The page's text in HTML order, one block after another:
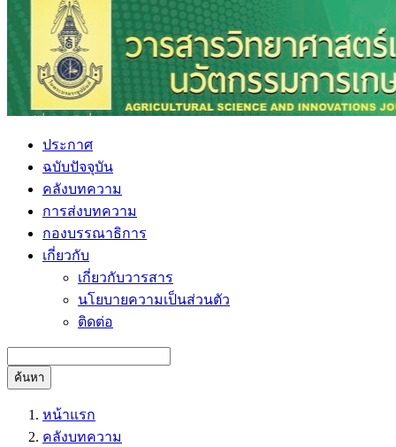
ประกาศ
ฉบับปัจจุบัน
คลังบทความ
การส่งบทความ
กองบรรณาธิการ
เกี่ยวกับ
เกี่ยวกับวารสาร
นโยบายความเป็นส่วนตัว
ติดต่อ
ค้นหา
หน้าแรก
คลังบทความ